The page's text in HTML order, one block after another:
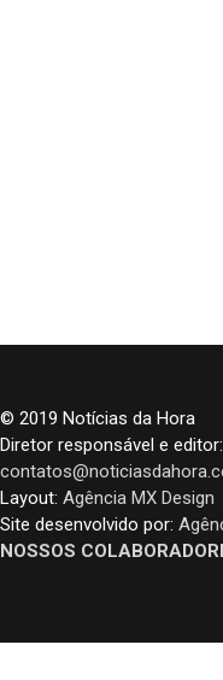
© 2019 Notícias da Hora
Diretor responsável e
Layout: Agência MX Design
Site desenvolvido por:
NOSSOS